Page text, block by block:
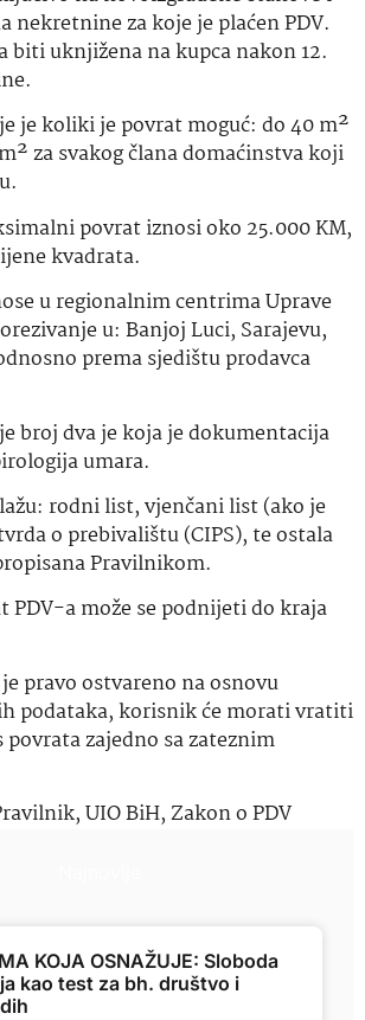
nekretnine za koje je plaćen PDV.
biti uknjižena na kupca nakon 12.
je koliki je povrat moguć: do 40 m²
za svakog člana domaćinstva koji
povrat iznosi oko 25.000 KM,
kvadrata.
u regionalnim centrima Uprave
u: Banjoj Luci, Sarajevu,
prema sjedištu prodavca
broj dva je koja je dokumentacija
umara.
rodni list, vjenčani list (ako je
o prebivalištu (CIPS), te ostala
Pravilnikom.
PDV-a može se podnijeti do kraja
pravo ostvareno na osnovu
podataka, korisnik će morati vratiti
zajedno sa zateznim
,UIO BiH,Zakon o PDV
KOJA OSNAŽUJE: Sloboda
kao test za bh. društvo i